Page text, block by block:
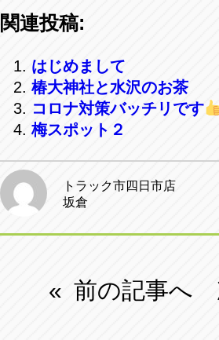
関連投稿:
はじめまして
椿大神社と水沢のお茶
コロナ対策バッチリです
梅スポット２
トラック市四日市店
坂倉
« 前の記事へ